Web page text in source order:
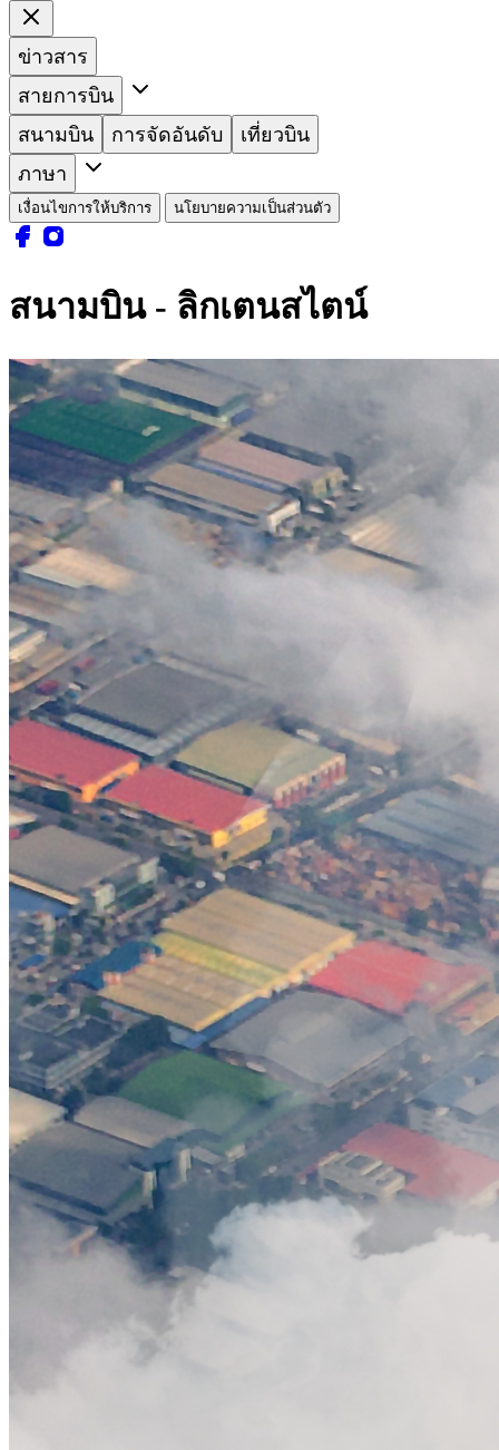
ข่าวสาร
สายการบิน
สนามบิน
การจัดอันดับ
เที่ยวบิน
ภาษา
เงื่อนไขการให้บริการ นโยบายความเป็นส่วนตัว
สนามบิน - ลิกเตนสไตน์